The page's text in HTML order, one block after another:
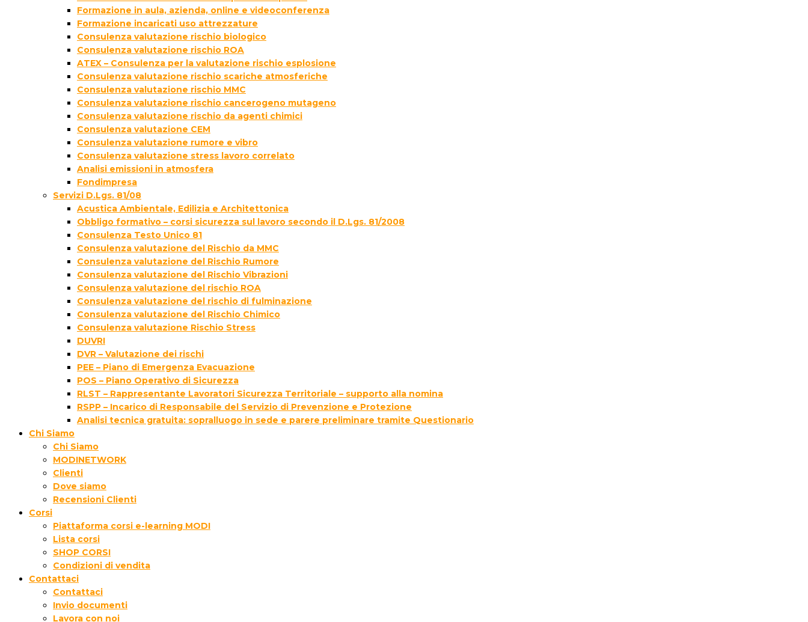
Formazione in aula, azienda, online e videoconferenza
Formazione incaricati uso attrezzature
Consulenza valutazione rischio biologico
Consulenza valutazione rischio ROA
ATEX – Consulenza per la valutazione rischio esplosione
Consulenza valutazione rischio scariche atmosferiche
Consulenza valutazione rischio MMC
Consulenza valutazione rischio cancerogeno mutageno
Consulenza valutazione rischio da agenti chimici
Consulenza valutazione CEM
Consulenza valutazione rumore e vibro
Consulenza valutazione stress lavoro correlato
Analisi emissioni in atmosfera
Fondimpresa
Servizi D.Lgs. 81/08
Acustica Ambientale, Edilizia e Architettonica
Obbligo formativo – corsi sicurezza sul lavoro secondo il D.Lgs. 81/2008
Consulenza Testo Unico 81
Consulenza valutazione del Rischio da MMC
Consulenza valutazione del Rischio Rumore
Consulenza valutazione del Rischio Vibrazioni
Consulenza valutazione del rischio ROA
Consulenza valutazione del rischio di fulminazione
Consulenza valutazione del Rischio Chimico
Consulenza valutazione Rischio Stress
DUVRI
DVR – Valutazione dei rischi
PEE – Piano di Emergenza Evacuazione
POS – Piano Operativo di Sicurezza
RLST – Rappresentante Lavoratori Sicurezza Territoriale – supporto alla nomina
RSPP – Incarico di Responsabile del Servizio di Prevenzione e Protezione
Analisi tecnica gratuita: sopralluogo in sede e parere preliminare tramite Questionario
Chi Siamo
Chi Siamo
MODINETWORK
Clienti
Dove siamo
Recensioni Clienti
Corsi
Piattaforma corsi e-learning MODI
Lista corsi
SHOP CORSI
Condizioni di vendita
Contattaci
Contattaci
Invio documenti
Lavora con noi